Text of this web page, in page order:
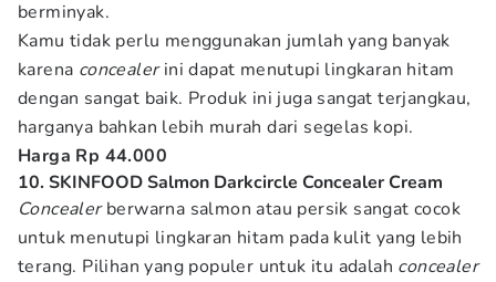
berminyak.
Kamu tidak perlu menggunakan jumlah yang banyak
karena concealerini dapat menutupi lingkaran hitam
dengan sangat baik. Produk ini juga sangat terjangkau,
harganya bahkan lebih murah dari segelas kopi.
Harga Rp 44.000
10. SKINFOOD Salmon Darkcircle Concealer Cream
Concealerberwarna salmon atau persik sangat cocok
untuk menutupi lingkaran hitam pada kulit yang lebih
terang. Pilihan yang populer untuk itu adalah concealer